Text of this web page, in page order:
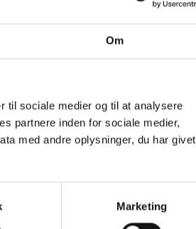
Om
til sociale medier og til at analysere
partnere inden for sociale medier,
med andre oplysninger, du har givet
Marketing